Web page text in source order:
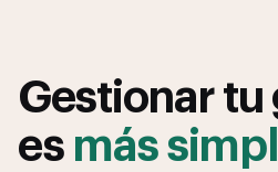
Gestionar tu
es más